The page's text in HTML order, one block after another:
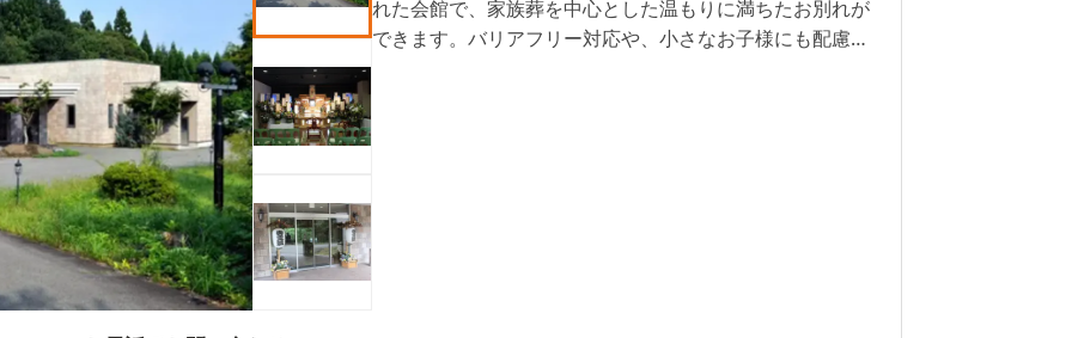
れた会館で、家族葬を中心とした温もりに満ちたお別れが
できます。バリアフリー対応や、小さなお子様にも配慮し